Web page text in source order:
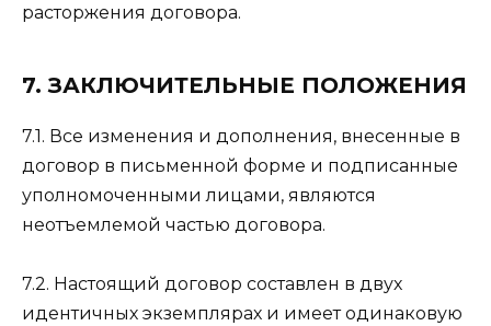
расторжения договора.
7. ЗАКЛЮЧИТЕЛЬНЫЕ ПОЛОЖЕНИЯ
7.1. Все изменения и дополнения, внесенные в
договор в письменной форме и подписанные
уполномоченными лицами, являются
неотъемлемой частью договора.
7.2. Настоящий договор составлен в двух
идентичных экземплярах и имеет одинаковую